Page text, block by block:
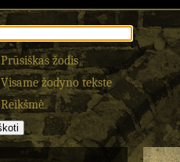
Prūsiškas žodis
Visame žodyno tekste
Reikšmė